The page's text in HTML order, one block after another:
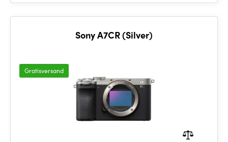
Sony A7CR (Silver)
Gratisversand